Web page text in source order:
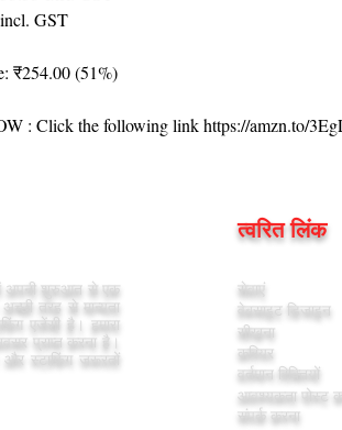
GST
₹254.00 (51%)
: Click the following link https://amzn.to/
में अपनी शुरुआत से एक
तरह से मान्यता
एजेंसी है। हमारा
प्राप्त करना है।
स्टाफिंग जरूरतों
त्वरित लिंक
सेवाएं
वेबसाइट डिजाइन
सीखना
करियर
वर्तमान रिक्तियों
आवश्यकता पोस्ट
संपर्क करना